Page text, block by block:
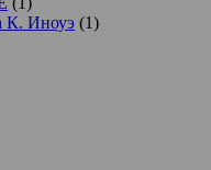
К. Иноуэ (1)